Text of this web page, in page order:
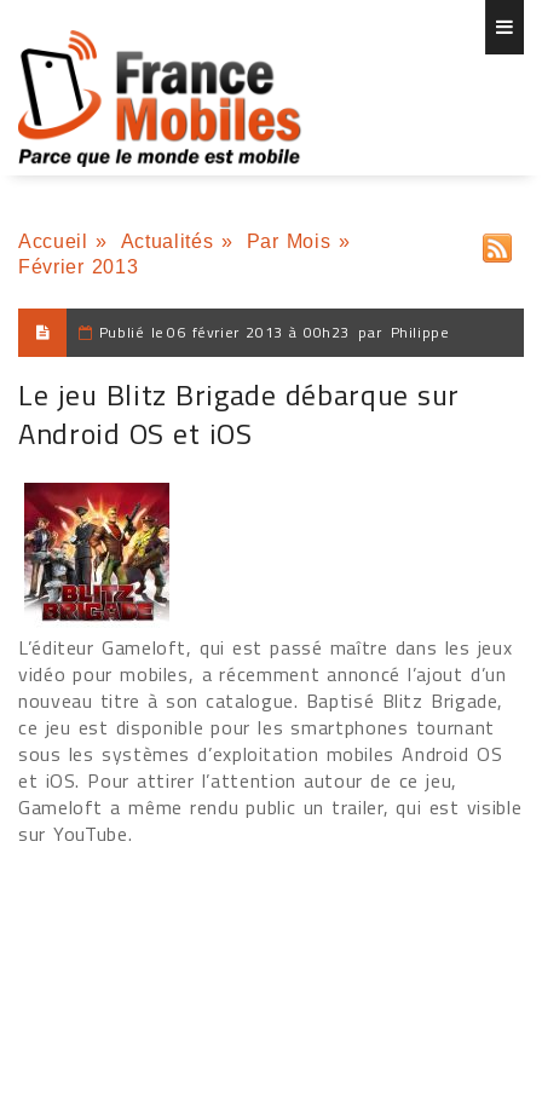
Accueil » Actualités » Par Mois »
Février 2013
Publié le 06 février 2013 à 00h23 par Philippe
Le jeu Blitz Brigade débarque sur
Android OS et iOS
L’éditeur Gameloft, qui est passé maître dans les jeux
vidéo pour mobiles, a récemment annoncé l’ajout d’un
nouveau titre à son catalogue. Baptisé Blitz Brigade,
ce jeu est disponible pour les smartphones tournant
sous les systèmes d’exploitation mobiles Android OS
et iOS. Pour attirer l’attention autour de ce jeu,
Gameloft a même rendu public un trailer, qui est visible
sur YouTube.